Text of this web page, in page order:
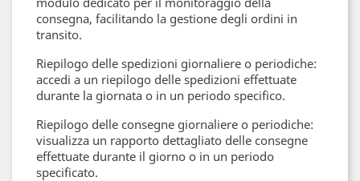
consegna, facilitando la gestione degli ordini in
transito.
Riepilogo delle spedizioni giornaliere o periodiche:
accedi a un riepilogo delle spedizioni effettuate
durante la giornata o in un periodo specifico.
Riepilogo delle consegne giornaliere o periodiche:
visualizza un rapporto dettagliato delle consegne
effettuate durante il giorno o in un periodo
specificato.